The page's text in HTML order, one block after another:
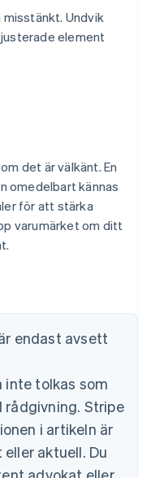
Undvik
element
det är välkänt. En
omedelbart kännas
för att stärka
varumärket om ditt
endast avsett
inte tolkas som
Stripe
i artikeln är
aktuell. Du